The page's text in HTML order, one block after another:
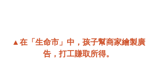
▲在「生命市」中，孩子幫商家繪製廣
告，打工賺取所得。